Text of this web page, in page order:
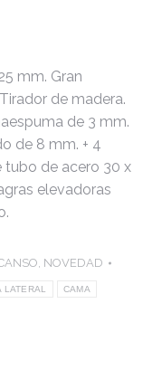
mm. Gran
de madera.
de 3 mm.
de 8 mm. + 4
tubo de acero 30 x
elevadoras
, NOVEDAD
LATERAL CAMA